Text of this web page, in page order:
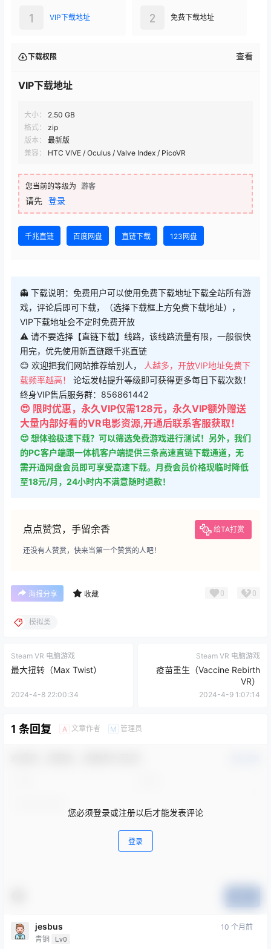
VIP下载地址
1 免费下载地址
2
下载权限 查看
VIP下载地址
大小：
2.50 GB
格式：
zip
版本：
最新版
兼容：
HTC VIVE / Oculus / Valve Index / PicoVR
您当前的等级为 游客
请先 登录
千兆直链 百度网盘 直链下载 123网盘
👻 下载说明：免费用户可以使用免费下载地址下载全站所有游
戏，评论后即可下载，（选择下载框上方免费下载地址），
VIP下载地址会不定时免费开放
⚠ 请不要选择【直链下载】线路，该线路流量有限，一般很快
用完，优先使用新直链跟千兆直链
😊 欢迎把我们网站推荐给别人，
人越多，开放VIP地址免费下
载频率越高！ 论坛发帖提升等级即可获得更多每日下载次数！
终身VIP售后服务群：856861442
😍 限时优惠，永久VIP仅需128元，永久VIP额外赠送
大量内部好看的VR电影资源,开通后联系客服获取！
😍 想体验极速下载？可以筛选免费游戏进行测试！另外，我们
的PC客户端跟一体机客户端提供三条高速直链下载通道，无
需开通网盘会员即可享受高速下载。月费会员价格现临时降低
至18元/月，24小时内不满意随时退款！
点点赞赏，手留余香 给TA打赏
还没有人赞赏，快来当第一个赞赏的人吧！
海报分享 收藏 0 0
模拟类
Steam VR 电脑游戏
最大扭转（Max Twist）
2024-4-8 22:00:34
Steam VR 电脑游戏
疫苗重生（Vaccine Rebirth
VR）
2024-4-9 1:07:14
1 条回复 A 文章作者 M 管理员
您必须登录或注册以后才能发表评论
登录
jesbus
青铜 Lv0
10 个月前